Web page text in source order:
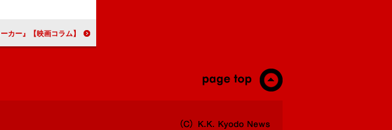
【映画コラム】負のパワーに引き付けられ、圧倒される『ジョーカー』